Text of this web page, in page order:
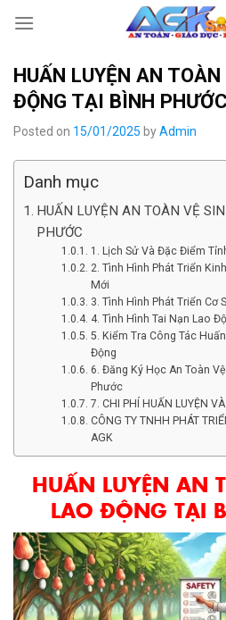
HUẤN LUYỆN AN
ĐỘNG TẠI BÌNH PHƯỚC
Posted on 15/01/2025 byAdmin
Danh mục
HUẤN LUYỆN AN TOÀN VỆ
PHƯỚC
1. Lịch Sử Và Đặc Điểm
2. Tình Hình Phát Triển
Mới
3. Tình Hình Phát Triển Cơ
4. Tình Hình Tai Nạn Lao
5. Kiểm Tra Công Tác
Động
6. Đăng Ký Học An Toàn
Phước
7. CHI PHÍ HUẤN LUYỆN
CÔNG TY TNHH PHÁT
AGK
HUẤN LUYỆN AN
LAO ĐỘNG TẠI